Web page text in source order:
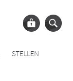
STELLEN